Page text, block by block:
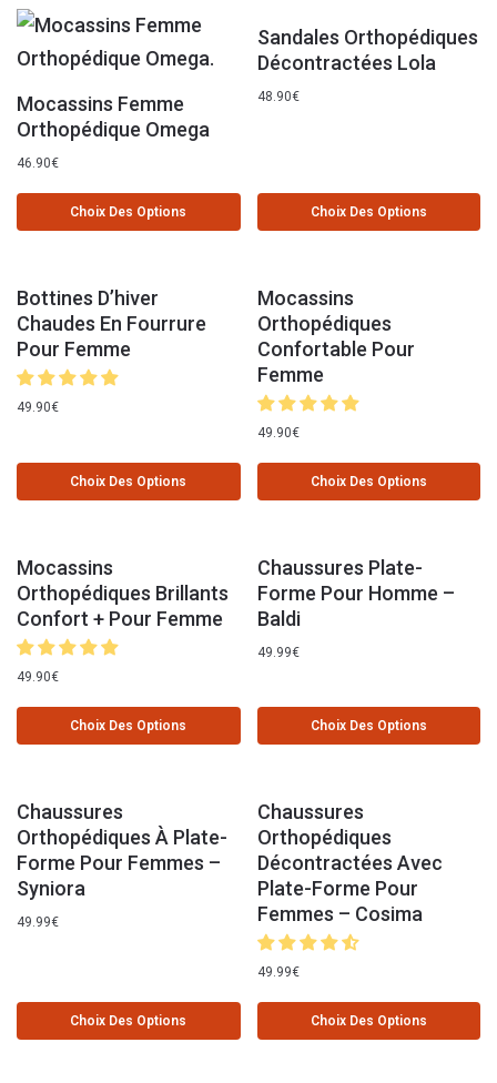
Mocassins Femme
Orthopédique Omega
46.90€
Choix Des Options
Sandales Orthopédiques
Décontractées Lola
48.90€
Choix Des Options
Bottines D’hiver
Chaudes En Fourrure
Pour Femme
49.90€
Choix Des Options
Mocassins
Orthopédiques
Confortable Pour
Femme
49.90€
Choix Des Options
Mocassins
Orthopédiques Brillants
Confort + Pour Femme
49.90€
Choix Des Options
Chaussures Plate-
Forme Pour Homme –
Baldi
49.99€
Choix Des Options
Chaussures
Orthopédiques À Plate-
Forme Pour Femmes –
Syniora
49.99€
Choix Des Options
Chaussures
Orthopédiques
Décontractées Avec
Plate-Forme Pour
Femmes – Cosima
49.99€
Choix Des Options